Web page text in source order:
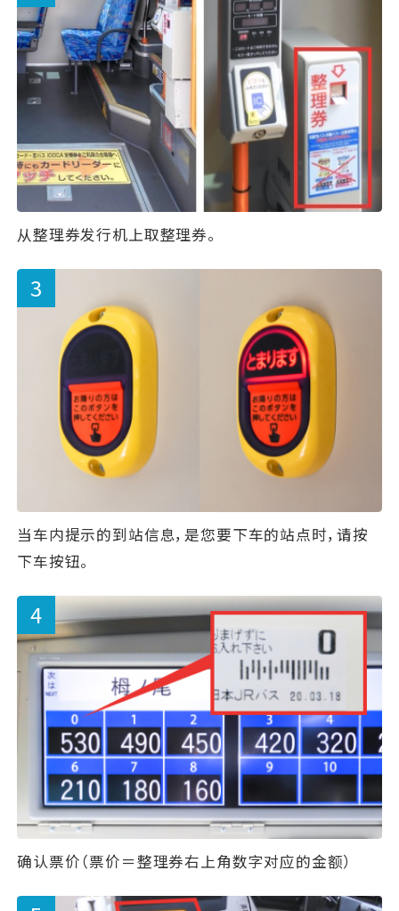
从整理券发行机上取整理券。
当车内提示的到站信息，是您要下车的站点时，请按
下车按钮。
确认票价（票价＝整理券右上角数字对应的金额）